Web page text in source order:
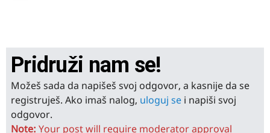
Pridruži nam se!
Možeš sada da napišeš svoj odgovor, a kasnije da se
registruješ. Ako imaš nalog, uloguj se i napiši svoj
odgovor.
Note: Your post will require moderator approval